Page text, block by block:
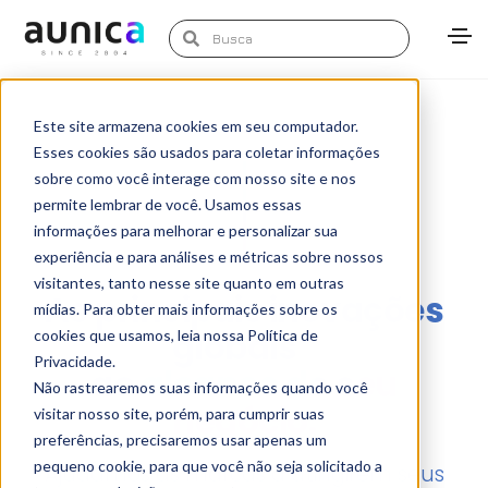
Este site armazena cookies em seu computador.
Esses cookies são usados para coletar informações
sobre como você interage com nosso site e nos
permite lembrar de você. Usamos essas
informações para melhorar e personalizar sua
experiência e para análises e métricas sobre nossos
visitantes, tanto nesse site quanto em outras
mídias. Para obter mais informações sobre os
cookies que usamos, leia nossa Política de
Privacidade.
Não rastrearemos suas informações quando você
visitar nosso site, porém, para cumprir suas
preferências, precisaremos usar apenas um
pequeno cookie, para que você não seja solicitado a
As principais inovações
globais
aoalcance do seu
negócio.
Ajudamos as marcas a atingirem seus